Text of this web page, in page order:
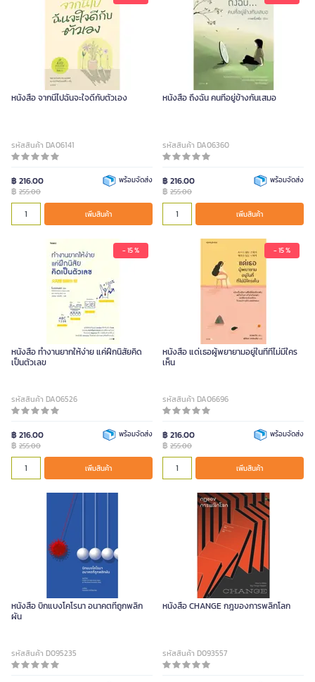
หนังสือ จากนี้ไปฉันจะใจดีกับตัวเอง
รหัสสินค้า DA06141
฿ 216.00
฿ 255.00
พร้อมจัดส่ง
เพิ่มสินค้า
หนังสือ ถึงฉัน คนที่อยู่ข้างกันเสมอ
รหัสสินค้า DA06360
฿ 216.00
฿ 255.00
พร้อมจัดส่ง
เพิ่มสินค้า
- 15 %
หนังสือ ทำงานยากให้ง่าย แค่ฝึกนิสัยคิด
เป็นตัวเลข
รหัสสินค้า DA06526
฿ 216.00
฿ 255.00
พร้อมจัดส่ง
เพิ่มสินค้า
- 15 %
หนังสือ แด่เธอผู้พยายามอยู่ในที่ที่ไม่มีใคร
เห็น
รหัสสินค้า DA06696
฿ 216.00
฿ 255.00
พร้อมจัดส่ง
เพิ่มสินค้า
หนังสือ บิกแบงโคโรนา อนาคตที่ถูกพลิก
ผัน
รหัสสินค้า D095235
หนังสือ CHANGE กฎของการพลิกโลก
รหัสสินค้า D093557